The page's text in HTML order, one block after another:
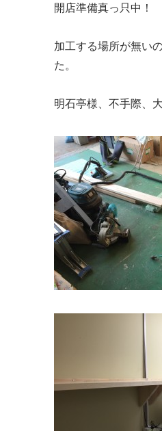
開店準備真っ只中！
加工する場所が無い
た。
明石亭様、不手際、